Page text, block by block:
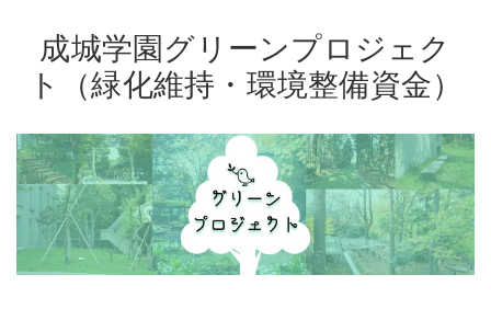
成城学園グリーンプロジェク
ト（緑化維持・環境整備資金）